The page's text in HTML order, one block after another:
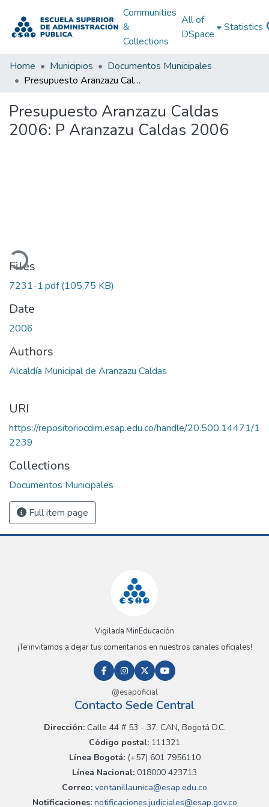
Communities
&
Collections
All of
DSpace
Statistics
Home Municipios
Documentos Municipales
Presupuesto Aranzazu Caldas 2006: P Aranzazu Caldas 2006
Presupuesto Aranzazu Caldas
2006: P Aranzazu Caldas 2006
Files
7231-1.pdf(105.75 KB)
Date
2006
Authors
Alcaldía Municipal de Aranzazu Caldas
URI
https://repositoriocdim.esap.edu.co/handle/20.500.14471/1
2239
Collections
Documentos Municipales
Full item page
Vigilada MinEducación
¡Te invitamos a dejar tus comentarios en nuestros canales oficiales!
@esapoficial
Contacto Sede Central
Dirección:Calle 44 # 53 - 37, CAN, Bogotá D.C.
Código postal: 111321
Línea Bogotá:(+57) 601 7956110
Línea Nacional: 018000 423713
Correo: ventanillaunica@esap.edu.co
Notificaciones:notificaciones.judiciales@esap.gov.co